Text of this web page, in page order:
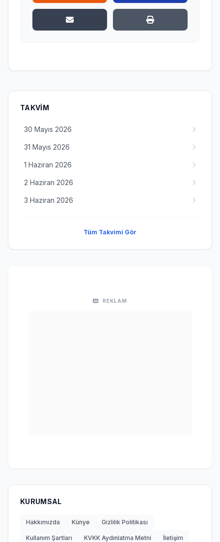
TAKVIM
30 Mayıs 2026
31 Mayıs 2026
1 Haziran 2026
2 Haziran 2026
3 Haziran 2026
Tüm Takvimi Gör
REKLAM
KURUMSAL
Hakkımızda Künye Gizlilik Politikası
Kullanım Şartları KVKK Aydınlatma Metni İletişim